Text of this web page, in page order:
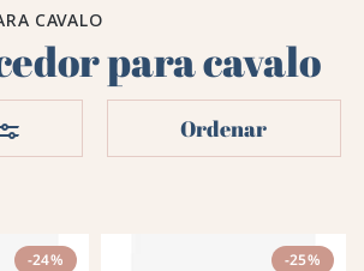
CAVALO
para cavalo
Filters Ordenar
-24% -25%